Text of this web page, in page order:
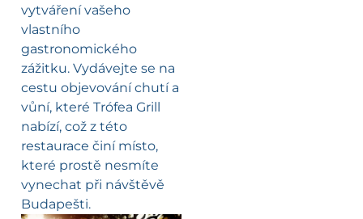
vytváření vašeho
vlastního
gastronomického
zážitku. Vydávejte se na
cestu objevování chutí a
vůní, které Trófea Grill
nabízí, což z této
restaurace činí místo,
které prostě nesmíte
vynechat při návštěvě
Budapešti.